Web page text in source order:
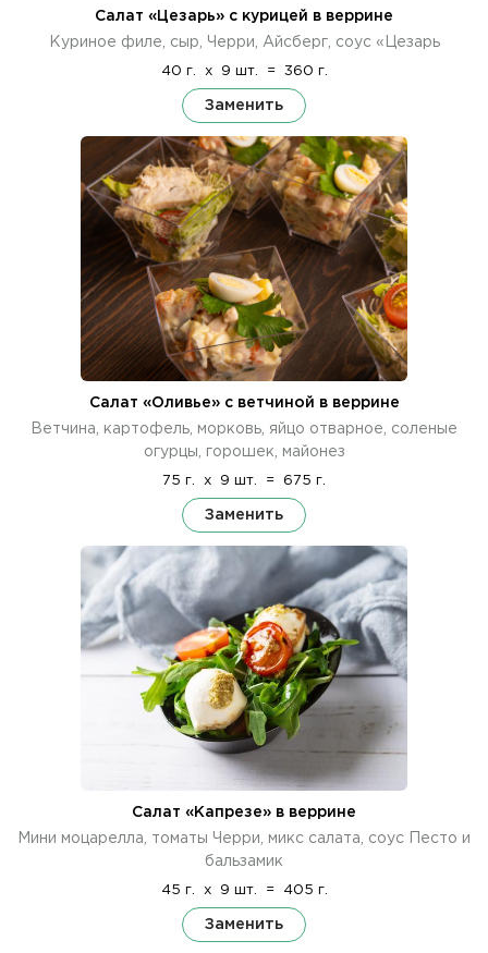
Салат «Цезарь» с курицей в веррине
Куриное филе, сыр, Черри, Айсберг, соус «Цезарь
40 г. x 9 шт. = 360 г.
Заменить
Салат «Оливье» с ветчиной в веррине
Ветчина, картофель, морковь, яйцо отварное, соленые
огурцы, горошек, майонез
75 г. x 9 шт. = 675 г.
Заменить
Салат «Капрезе» в веррине
Мини моцарелла, томаты Черри, микс салата, соус Песто и
бальзамик
45 г. x 9 шт. = 405 г.
Заменить